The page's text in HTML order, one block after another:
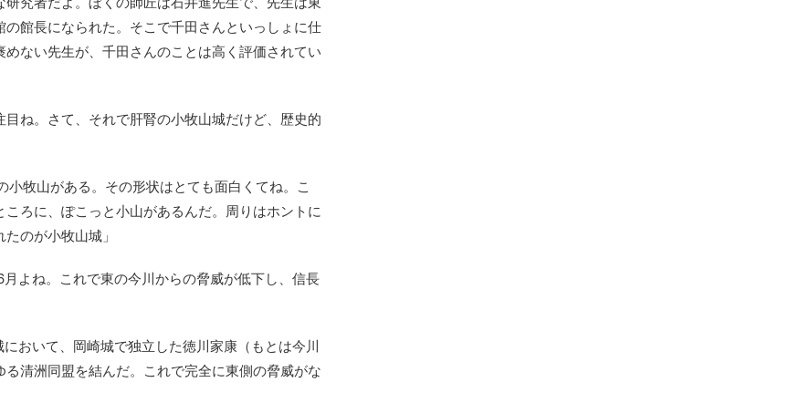
館長になられた。そこで千田さんといっしょに仕
ない先生が、千田さんのことは高く評価されてい
目ね。さて、それで肝腎の小牧山城だけど、歴史的
小牧山がある。その形状はとても面白くてね。こ
ろに、ぽこっと小山があるんだ。周りはホントに
のが小牧山城」
よね。これで東の今川からの脅威が低下し、信長
おいて、岡崎城で独立した徳川家康（もとは今川
清洲同盟を結んだ。これで完全に東側の脅威がな